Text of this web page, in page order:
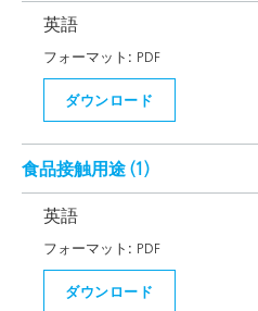
英語
フォーマット: PDF
ダウンロード
食品接触用途 (1)
英語
フォーマット: PDF
ダウンロード